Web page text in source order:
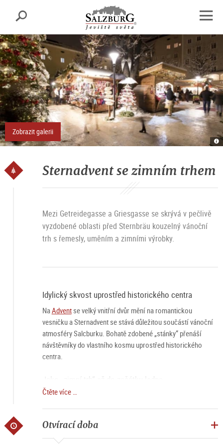
sr.skipnav.Zum
Inhalt
springen
sr.skipnav.Zum
Hauptmenü
springen
sr.skipnav.Zu
den
Kontaktinformationen
Vyhledávání
Zobrazit galerii
Sternadvent se zimním trhem
Mezi Getreidegasse a Griesgasse se skrývá v pečlivě
vyzdobené oblasti před Sternbräu kouzelný vánoční
trh s řemesly, uměním a zimními výrobky.
Idylický skvost uprostřed historického centra
NaAdventse velký vnitřní dvůr mění na romantickou
vesničku a Sternadvent se stává důležitou součástí vánoční
atmosféry Salcburku. Bohatě zdobené „stánky“ přenáší
návštěvníky do vlastního kosmu uprostřed historického
centra.
Jako „zimní trh“ až do začátku ledna
Jedinečnost Sternadventu spočívá také v tom, že se po
Vánocích až do 6. ledna dále koná jako „zimní trh“. To
poskytuje příležitost vychutnat si jedinečnou atmosféru i po
svátcích.
Čtěte více …
Otvírací doba